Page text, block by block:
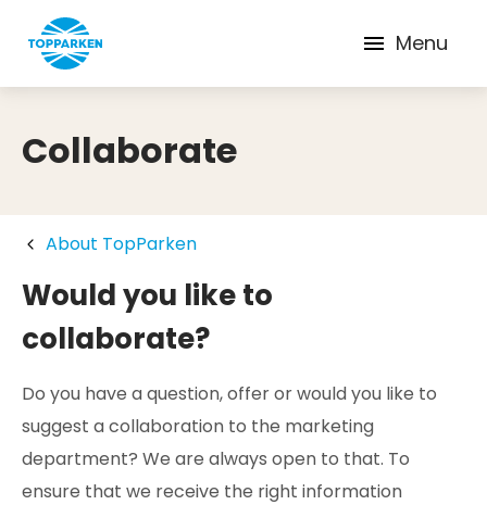
Menu
Collaborate
About TopParken
Would you like to
collaborate?
Do you have a question, offer or would you like to
suggest a collaboration to the marketing
department? We are always open to that. To
ensure that we receive the right information